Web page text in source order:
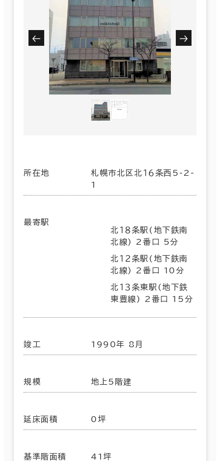
所在地
札幌市北区北１６条西5-2-
1
最寄駅
北１８条駅(地下鉄南
北線) 2番口 5分
北１２条駅(地下鉄南
北線) 2番口 10分
北１３条東駅(地下鉄
東豊線) 2番口 15分
竣工 1990年 8月
規模 地上5階建
延床面積 0坪
基準階面積 41坪